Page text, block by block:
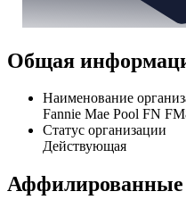
Общая
Наименование
Fannie Mae Pool FN
Статус организации
Действующая
Аффилированные